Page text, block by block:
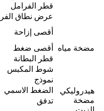
قطر الفرامل
عرض نطاق
مضخة مياه
أقصى إزاحة
أقصى ضغط
قطر البطانة
شوط المكبس
هيدروليكي
مضخة
نموذج
الضغط الاسمي
تدفق